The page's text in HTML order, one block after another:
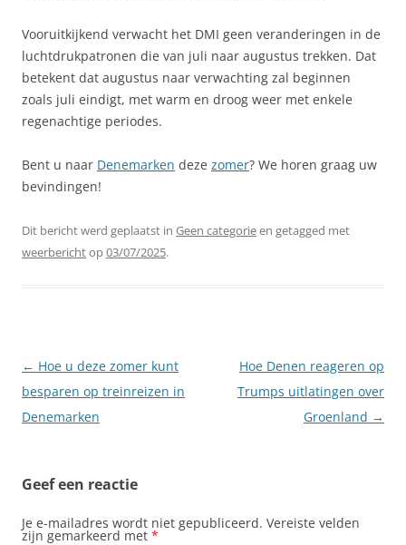
Vooruitkijkend verwacht het DMI geen veranderingen in de
luchtdrukpatronen die van juli naar augustus trekken. Dat
betekent dat augustus naar verwachting zal beginnen
zoals juli eindigt, met warm en droog weer met enkele
regenachtige periodes.
Bent u naar Denemarken deze zomer? We horen graag uw
bevindingen!
Dit bericht werd geplaatst in Geen categorieen getagged met
weerberichtop03/07/2025.
Berichtnavigatie
← Hoe u deze zomer kunt
besparen op treinreizen in
Denemarken
Hoe Denen reageren op
Trumps uitlatingen over
Groenland →
Geef een reactie
Je e-mailadres wordt niet gepubliceerd. Vereiste velden
zijn gemarkeerd met *